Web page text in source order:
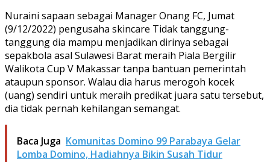
Nuraini sapaan sebagai Manager Onang FC, Jumat
(9/12/2022) pengusaha skincare Tidak tanggung-
tanggung dia mampu menjadikan dirinya sebagai
sepakbola asal Sulawesi Barat meraih Piala Bergilir
Walikota Cup V Makassar tanpa bantuan pemerintah
ataupun sponsor. Walau dia harus merogoh kocek
(uang) sendiri untuk meraih predikat juara satu tersebut,
dia tidak pernah kehilangan semangat.
Baca Juga Komunitas Domino 99 Parabaya Gelar
Lomba Domino, Hadiahnya Bikin Susah Tidur